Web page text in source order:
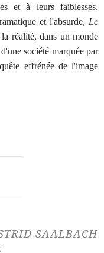
et à leurs faiblesses.
et l'absurde, Le
réalité, dans un monde
société marquée par
effrénée de l'image
2
SAALBACH